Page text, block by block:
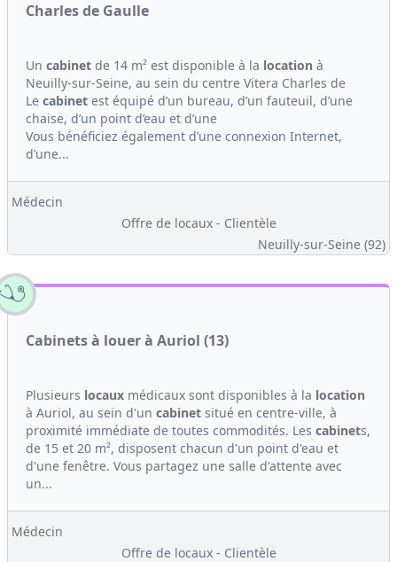
Charles de Gaulle
Un cabinet de 14 m² est disponible à la location à
Neuilly-sur-Seine, au sein du centre Vitera Charles de
Le cabinet est équipé d’un bureau, d’un fauteuil, d’une
chaise, d’un point d’eau et d’une
Vous bénéficiez également d’une connexion Internet,
d’une...
Médecin
Offre de locaux - Clientèle
Neuilly-sur-Seine (92)
Cabinets à louer à Auriol (13)
Plusieurs locaux médicaux sont disponibles à la location
à Auriol, au sein d'un cabinet situé en centre-ville, à
proximité immédiate de toutes commodités. Les cabinets,
de 15 et 20 m², disposent chacun d'un point d'eau et
d'une fenêtre. Vous partagez une salle d'attente avec
un...
Médecin
Offre de locaux - Clientèle